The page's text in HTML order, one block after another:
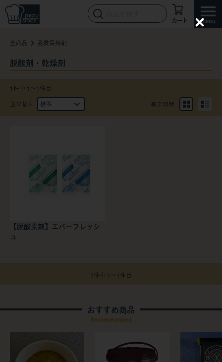
カート
全商品 品質保持剤
脱酸剤・乾燥剤
1 件中 1〜1件目
並び替え 表示切替
【脱酸素剤】エバーフレッシ
ュ
1 件中 1〜1件目
おすすめ商品
Recommended
C